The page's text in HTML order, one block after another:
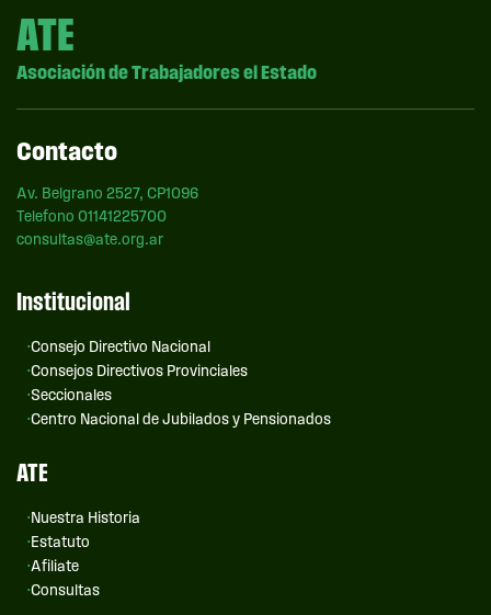
ATE
Asociación de Trabajadores el Estado
Contacto
Av. Belgrano 2527, CP1096
Telefono 01141225700
consultas@ate.org.ar
Institucional
Consejo Directivo Nacional
Consejos Directivos Provinciales
Seccionales
Centro Nacional de Jubilados y Pensionados
ATE
Nuestra Historia
Estatuto
Afiliate
Consultas